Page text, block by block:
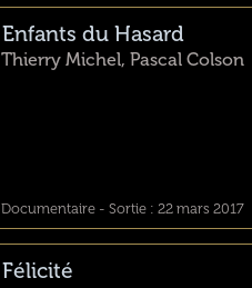
Enfants du Hasard
Thierry Michel, Pascal Colson
Documentaire - Sortie : 22 mars 2017
Félicité